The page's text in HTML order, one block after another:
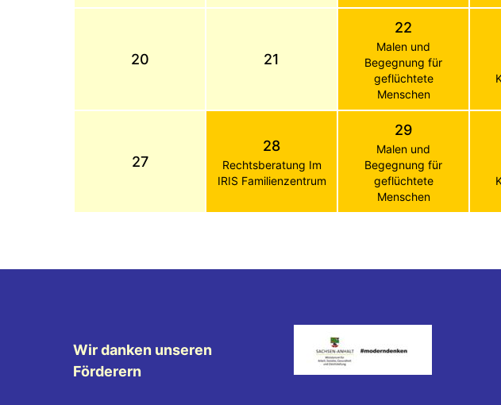
20 21
22
Malen und
Begegnung für
geflüchtete
Menschen
27
28
Rechtsberatung Im
IRIS Familienzentrum
29
Malen und
Begegnung für
geflüchtete
Menschen
Wir danken unseren
Förderern